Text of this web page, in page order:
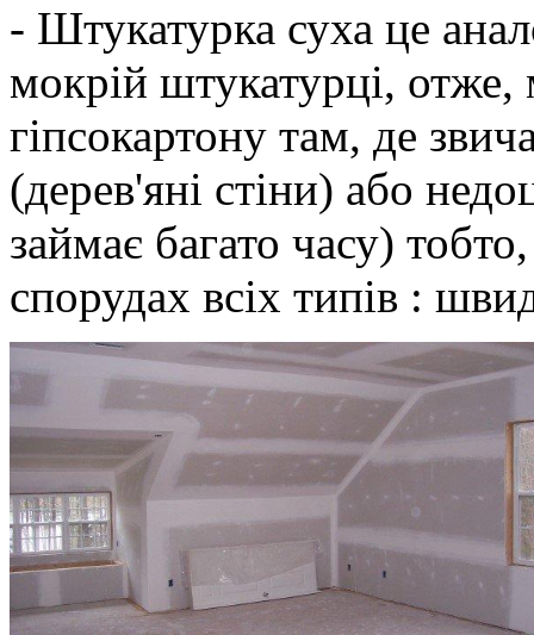
- Штукатурка суха це
мокрій штукатурці,
гіпсокартону там, де
(дерев'яні стіни) або
займає багато часу)
спорудах всіх типів :